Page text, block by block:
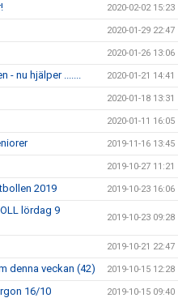
2020-02-02 15:23
2020-01-29 22:47
2020-01-26 13:06
- nu hjälper ....... 2020-01-21 14:41
2020-01-18 13:31
2020-01-11 16:05
2019-11-16 13:45
2019-10-27 11:21
2019 2019-10-23 16:06
lördag 9
2019-10-23 09:28
2019-10-21 22:47
denna veckan (42) 2019-10-15 12:28
16/10 2019-10-15 09:40